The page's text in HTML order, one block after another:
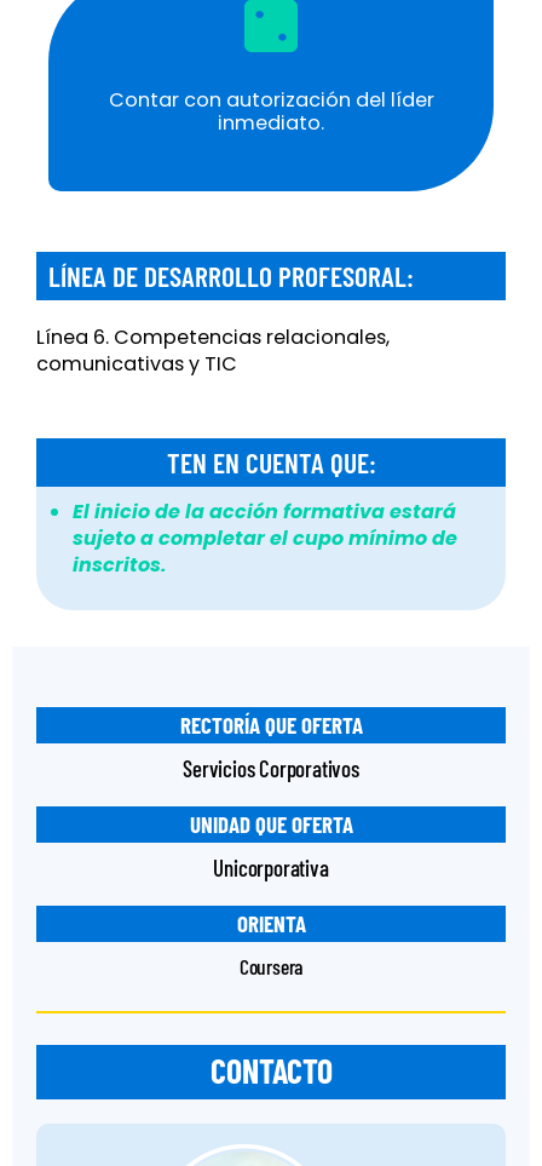
RECTORÍA QUE OFERTA
Servicios Corporativos
UNIDAD QUE OFERTA
Unicorporativa
ORIENTA
Coursera
CONTACTO
Contar con autorización del líder
inmediato.
LÍNEA DE DESARROLLO PROFESORAL:
Línea 6. Competencias relacionales,
comunicativas y TIC
TEN EN CUENTA QUE:
El inicio de la acción formativa estará
sujeto a completar el cupo mínimo de
inscritos.